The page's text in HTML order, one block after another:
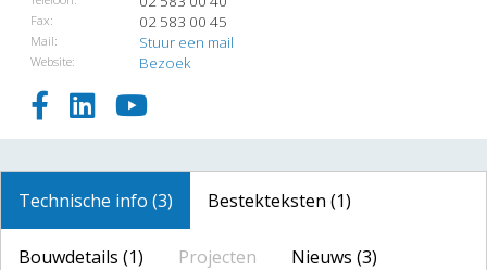
Fax: 02 583 00 45
Mail: Stuur een mail
Website: Bezoek
Technische info (3) Bestekteksten (1)
Bouwdetails (1) Projecten Nieuws (3)